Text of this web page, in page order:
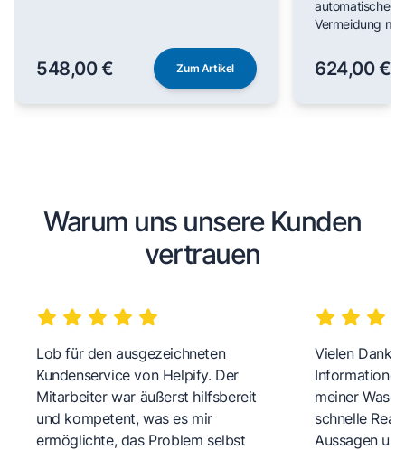
548,00 € Zum Artikel
automatischer
Vermeidung
624,00 €
Warum uns unsere Kunden
vertrauen
Lob für den ausgezeichneten
Kundenservice von Helpify. Der
Mitarbeiter war äußerst hilfsbereit
und kompetent, was es mir
ermöglichte, das Problem selbst
Vielen Dank
meiner
schnelle
Aussagen